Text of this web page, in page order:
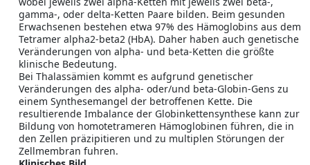
gamma-, oder delta-Ketten Paare bilden. Beim gesunden
Erwachsenen bestehen etwa 97% des Hämoglobins aus dem
Tetramer alpha2-beta2 (HbA). Daher haben auch genetische
Veränderungen von alpha- und beta-Ketten die größte
klinische Bedeutung.
Bei Thalassämien kommt es aufgrund genetischer
Veränderungen des alpha- oder/und beta-Globin-Gens zu
einem Synthesemangel der betroffenen Kette. Die
resultierende Imbalance der Globinkettensynthese kann zur
Bildung von homotetrameren Hämoglobinen führen, die in
den Zellen präzipitieren und zu multiplen Störungen der
Zellmembran fuhren.